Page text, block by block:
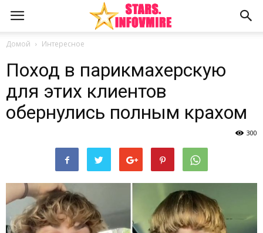
Домой Интересное
Поход в парикмахерскую
для этих клиентов
обернулись полным крахом
300